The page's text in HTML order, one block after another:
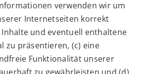
verwenden wir um
Internetseiten korrekt
und eventuell enthaltene
zu präsentieren, (c) eine
Funktionalität unserer